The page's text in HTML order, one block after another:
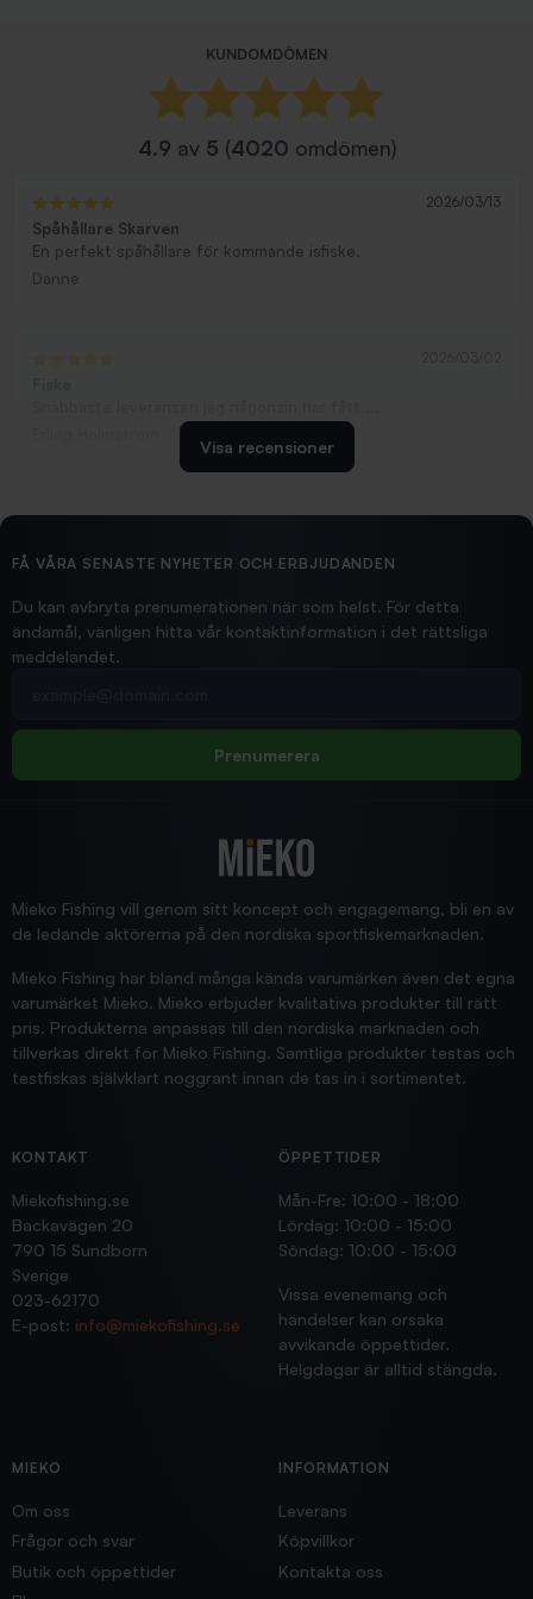
KUNDOMDÖMEN
4.9 av 5 (4020 omdömen)
2026/03/13
Spåhållare Skarven
En perfekt spåhållare för kommande isfiske.
Danne
2026/02/19
Hittade exakt vad jag behövde. Snabb och bra...
Jensa
Visa recensioner
FÅ VÅRA SENASTE NYHETER OCH ERBJUDANDEN
Du kan avbryta prenumerationen när som helst. För detta
ändamål, vänligen hitta vår kontaktinformation i det rättsliga
meddelandet.
Prenumerera
Mieko Fishing vill genom sitt koncept och engagemang, bli en av
de ledande aktörerna på den nordiska sportfiskemarknaden.
Mieko Fishing har bland många kända varumärken även det egna
varumärket Mieko. Mieko erbjuder kvalitativa produkter till rätt
pris. Produkterna anpassas till den nordiska marknaden och
tillverkas direkt för Mieko Fishing. Samtliga produkter testas och
testfiskas självklart noggrant innan de tas in i sortimentet.
KONTAKT
Miekofishing.se
Backavägen 20
790 15 Sundborn
Sverige
023-62170
E-post: info@miekofishing.se
ÖPPETTIDER
Mån-Fre: 10:00 - 18:00
Lördag: 10:00 - 15:00
Söndag: 10:00 - 15:00
Vissa evenemang och
händelser kan orsaka
avvikande öppettider.
Helgdagar är alltid stängda.
MIEKO
Om oss
Frågor och svar
Butik och öppettider
INFORMATION
Leverans
Köpvillkor
Kontakta oss